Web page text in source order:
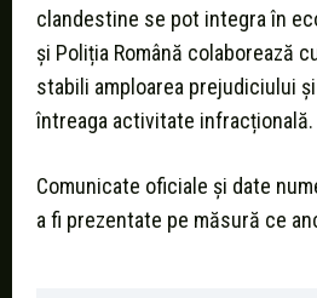
clandestine se pot integra în
și Poliția Română colaborează
stabili amploarea prejudiciului
întreaga activitate infracțională.
Comunicate oficiale și date
a fi prezentate pe măsură ce